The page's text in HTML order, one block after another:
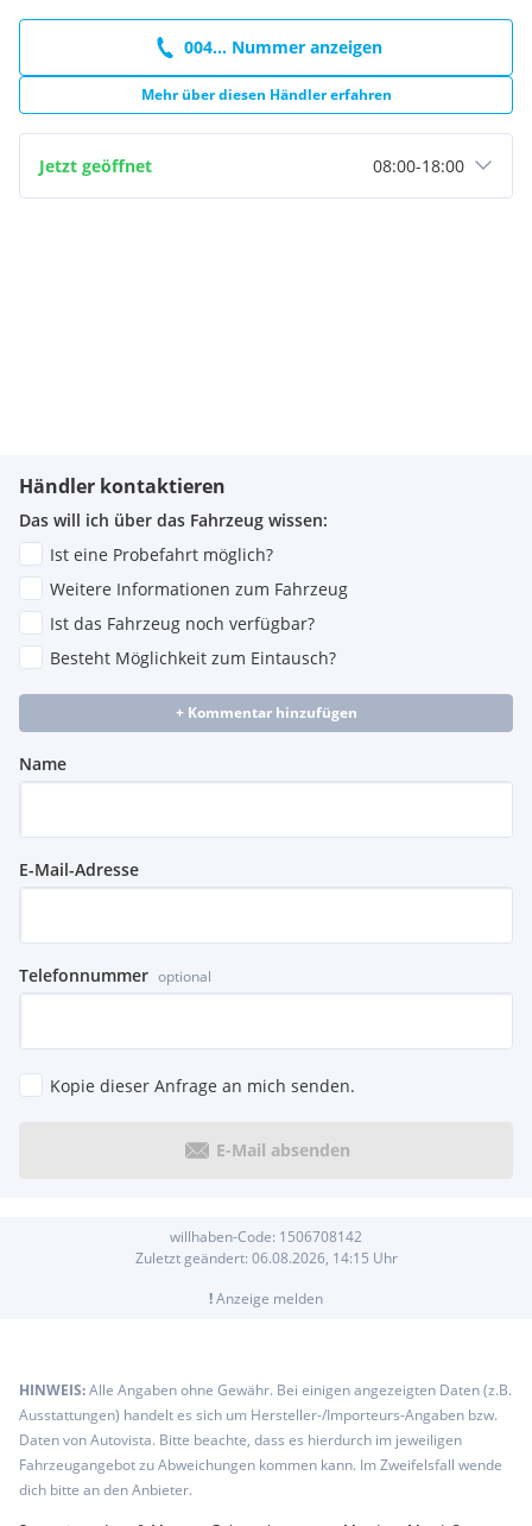
004... Nummer anzeigen
Mehr über diesen Händler erfahren
Jetzt geöffnet 08:00-18:00
Händler kontaktieren
Das will ich über das Fahrzeug wissen:
Ist eine Probefahrt möglich?
Weitere Informationen zum Fahrzeug
Ist das Fahrzeug noch verfügbar?
Besteht Möglichkeit zum Eintausch?
+ Kommentar hinzufügen
Name
E-Mail-Adresse
Telefonnummer optional
Kopie dieser Anfrage an mich senden.
E-Mail absenden
willhaben-Code: 1506708142
Zuletzt geändert: 06.08.2026, 14:15 Uhr
!Anzeige melden
HINWEIS:Alle Angaben ohne Gewähr. Bei einigen angezeigten Daten (z.B.
Ausstattungen) handelt es sich um Hersteller-/Importeurs-Angaben bzw.
Daten von Autovista. Bitte beachte, dass es hierdurch im jeweiligen
Fahrzeugangebot zu Abweichungen kommen kann. Im Zweifelsfall wende
dich bitte an den Anbieter.